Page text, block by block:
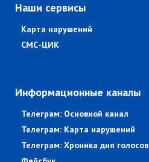
Наши сервисы
Карта нарушений
СМС-ЦИК
Информационные каналы
Телеграм: Основной канал
Телеграм: Карта нарушений
Телеграм: Хроника дня